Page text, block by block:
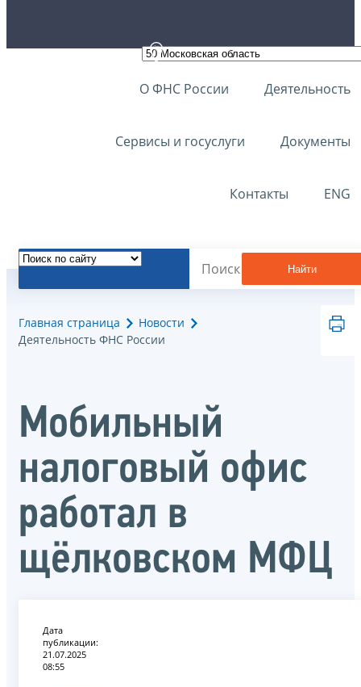
О ФНС России Деятельность
Сервисы и госуслуги Документы
Контакты ENG
Найти
Главная страница
Новости
Деятельность ФНС России
Мобильный
налоговый офис
работал в
щёлковском МФЦ
Дата
публикации:
21.07.2025
08:55